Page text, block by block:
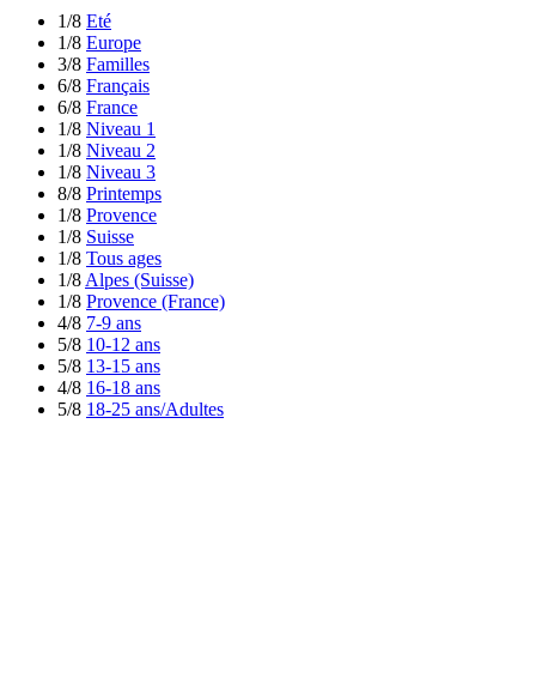
1/8 Eté
1/8 Europe
3/8 Familles
6/8 Français
6/8 France
1/8 Niveau 1
1/8 Niveau 2
1/8 Niveau 3
8/8 Printemps
1/8 Provence
1/8 Suisse
1/8 Tous ages
1/8 Alpes (Suisse)
1/8 Provence (France)
4/8 7-9 ans
5/8 10-12 ans
5/8 13-15 ans
4/8 16-18 ans
5/8 18-25 ans/Adultes